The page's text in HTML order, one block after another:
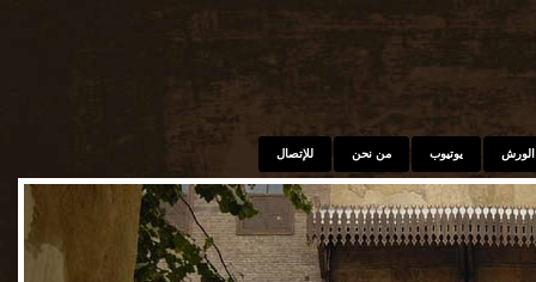
للإتصال من نحن يوتيوب الورش